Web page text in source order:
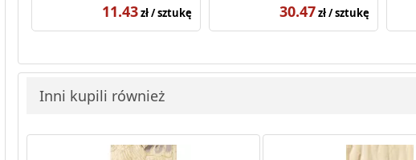
11.43zł / sztukę 30.47zł / sztukę
Inni kupili również